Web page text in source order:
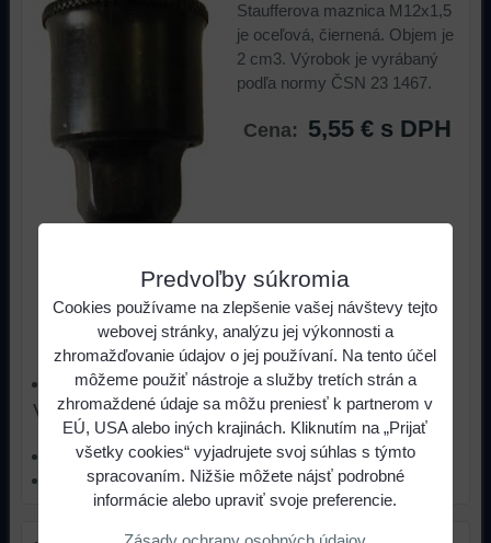
Staufferova maznica M12x1,5
je oceľová, čiernená. Objem je
2 cm3. Výrobok je vyrábaný
podľa normy ČSN 23 1467.
Cena: 5,55 € s DPH
ks Do košíka
Tovar je skladom
Viac z kategórie
Staufferove maznice
Mazacia technika
Predvoľby súkromia
Cookies používame na zlepšenie vašej návštevy tejto
webovej stránky, analýzu jej výkonnosti a
zhromažďovanie údajov o jej používaní. Na tento účel
môžeme použiť nástroje a služby tretích strán a
zhromaždené údaje sa môžu preniesť k partnerom v
EÚ, USA alebo iných krajinách. Kliknutím na „Prijať
všetky cookies“ vyjadrujete svoj súhlas s týmto
spracovaním. Nižšie môžete nájsť podrobné
informácie alebo upraviť svoje preferencie.